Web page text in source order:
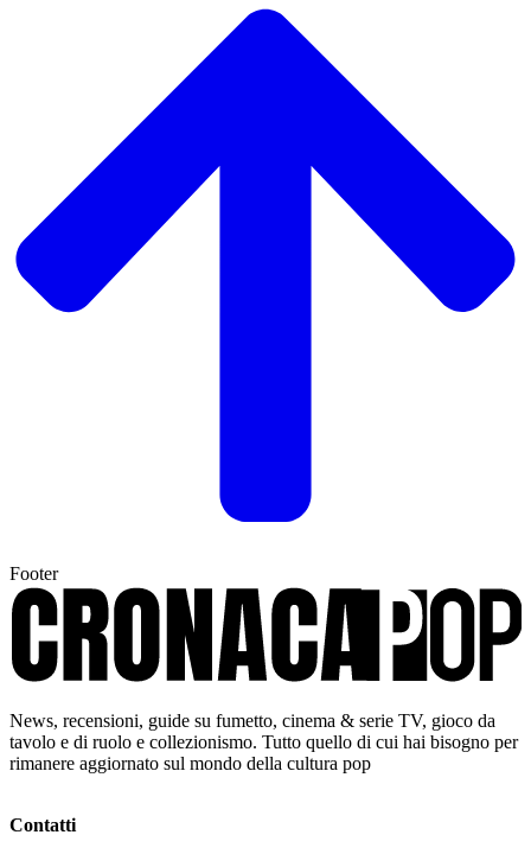
Footer
News, recensioni, guide su fumetto, cinema & serie TV, gioco da
tavolo e di ruolo e collezionismo. Tutto quello di cui hai bisogno per
rimanere aggiornato sul mondo della cultura pop
Contatti